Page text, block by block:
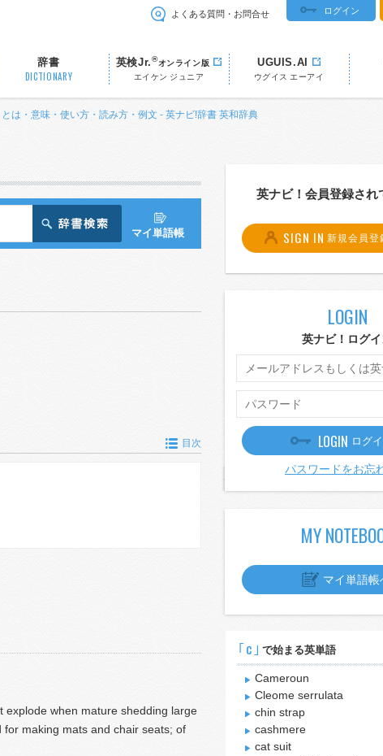
よくある質問・お問合せ ログイン
辞書
DICTIONARY
英検Jr.®オンライン版
エイケン ジュニア
UGUIS.AI
ウグイス エーアイ
とは・意味・使い方・読み方・例文 - 英ナビ!辞書 英和辞典
マイ単語帳
目次
explode when mature shedding large
making mats and chair seats; of
英ナビ！会員登録され
SIGN IN 新規会員登
LOGIN
英ナビ！ログ
LOGIN ログ
パスワードをお忘
MY
マイ単語帳
｢c｣ で始まる英単語
Cameroun
Cleome serrulata
chin strap
cashmere
cat suit